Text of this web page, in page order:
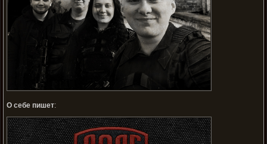
О себе пишет: